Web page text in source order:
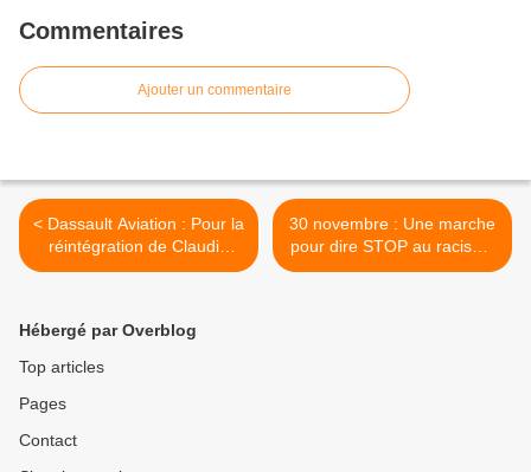
Commentaires
Ajouter un commentaire
< Dassault Aviation : Pour la
réintégration de Claudio
CALFUQUIR
30 novembre : Une marche
pour dire STOP au racisme
! >
Hébergé par Overblog
Top articles
Pages
Contact